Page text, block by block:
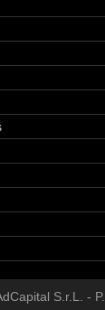
S.r.L. -